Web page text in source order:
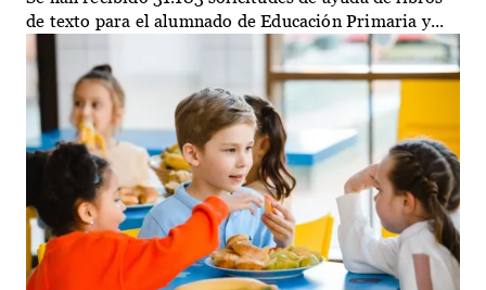
de texto para el alumnado de Educación Primaria y...